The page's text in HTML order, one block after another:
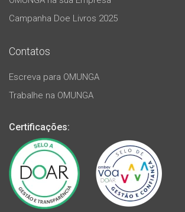
Campanha Doe Livros 2025
Contatos
Escreva para OMUNGA
Trabalhe na OMUNGA
Certificações: